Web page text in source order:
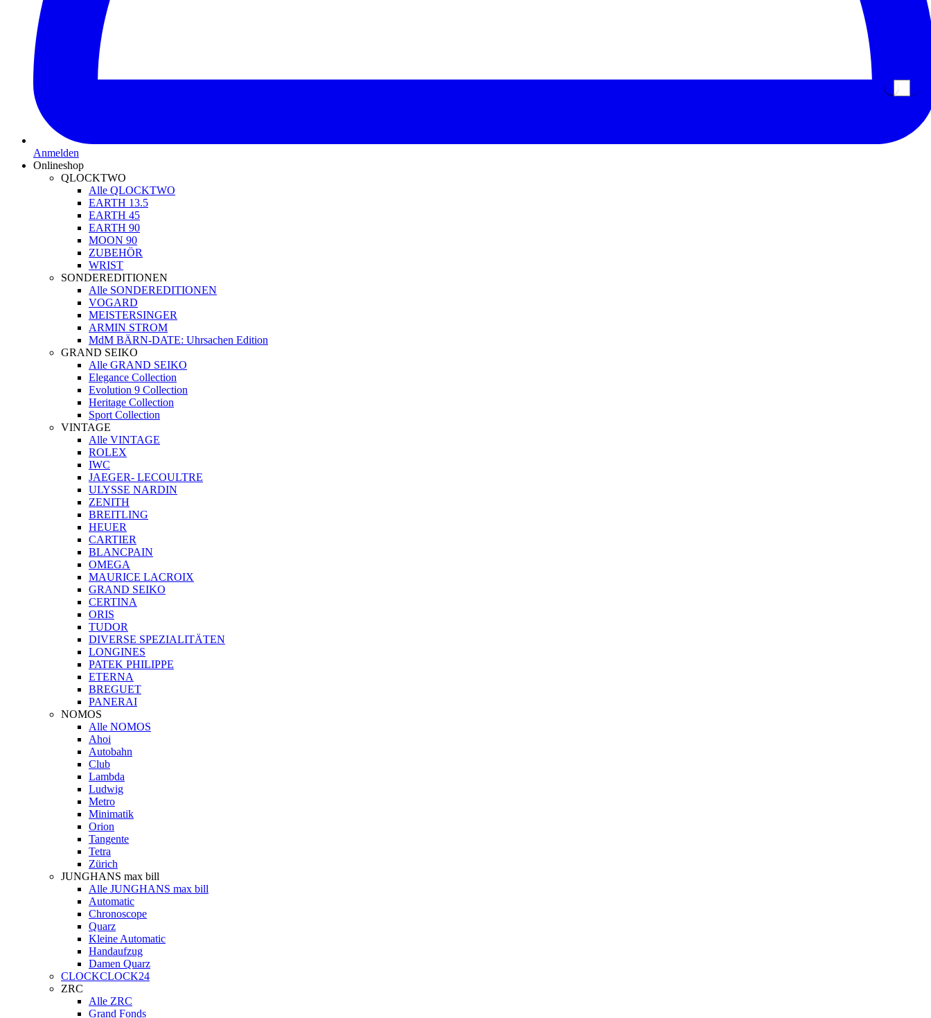
Anmelden
Onlineshop
QLOCKTWO
Alle QLOCKTWO
EARTH 13.5
EARTH 45
EARTH 90
MOON 90
ZUBEHÖR
WRIST
SONDEREDITIONEN
Alle SONDEREDITIONEN
VOGARD
MEISTERSINGER
ARMIN STROM
MdM BÄRN-DATE: Uhrsachen Edition
GRAND SEIKO
Alle GRAND SEIKO
Elegance Collection
Evolution 9 Collection
Heritage Collection
Sport Collection
VINTAGE
Alle VINTAGE
ROLEX
IWC
JAEGER- LECOULTRE
ULYSSE NARDIN
ZENITH
BREITLING
HEUER
CARTIER
BLANCPAIN
OMEGA
MAURICE LACROIX
GRAND SEIKO
CERTINA
ORIS
TUDOR
DIVERSE SPEZIALITÄTEN
LONGINES
PATEK PHILIPPE
ETERNA
BREGUET
PANERAI
NOMOS
Alle NOMOS
Ahoi
Autobahn
Club
Lambda
Ludwig
Metro
Minimatik
Orion
Tangente
Tetra
Zürich
JUNGHANS max bill
Alle JUNGHANS max bill
Automatic
Chronoscope
Quarz
Kleine Automatic
Handaufzug
Damen Quarz
CLOCKCLOCK24
ZRC
Alle ZRC
Grand Fonds